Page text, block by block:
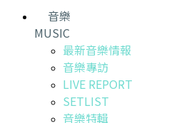
音樂
MUSIC
最新音樂情報
音樂專訪
LIVE REPORT
SETLIST
音樂特輯